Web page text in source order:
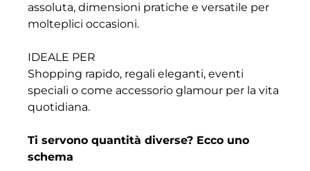
assoluta, dimensioni pratiche e versatile per
molteplici occasioni.
IDEALE PER
Shopping rapido, regali eleganti, eventi
speciali o come accessorio glamour per la vita
quotidiana.
Ti servono quantità diverse? Ecco uno
schema